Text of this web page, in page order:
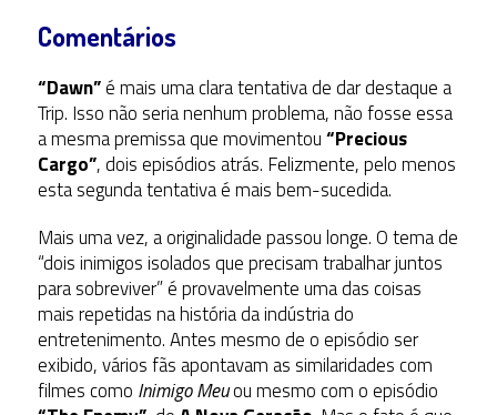
Comentários
“Dawn”é mais uma clara tentativa de dar destaque a
Trip. Isso não seria nenhum problema, não fosse essa
a mesma premissa que movimentou“Precious
Cargo”, dois episódios atrás. Felizmente, pelo menos
esta segunda tentativa é mais bem-sucedida.
Mais uma vez, a originalidade passou longe. O tema de
“dois inimigos isolados que precisam trabalhar juntos
para sobreviver” é provavelmente uma das coisas
mais repetidas na história da indústria do
entretenimento. Antes mesmo de o episódio ser
exibido, vários fãs apontavam as similaridades com
filmes como Inimigo Meuou mesmo com o episódio